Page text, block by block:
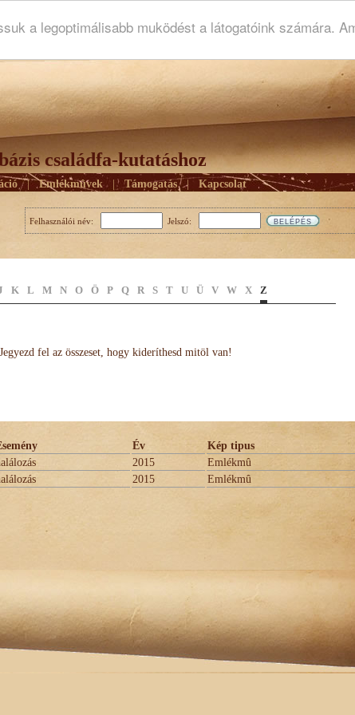
a legoptimálisabb muködést a látogatóink számára.
családfa-kutatáshoz
| Emlékmûvek | Támogatás | Kapcsolat
Felhasználói név: Jelszó:
K L M N O Ö P Q R S T U Ü V W X Z
fel az összeset, hogy kideríthesd mitöl van!
Év
Kép tipus
2015
Emlékmû
2015 Emlékmû